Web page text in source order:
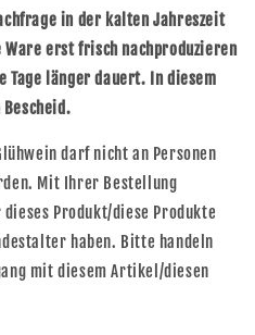
in der kalten Jahreszeit
Ware erst frisch nachproduzieren
Tage länger dauert. In diesem
darf nicht an Personen
Mit Ihrer Bestellung
Produkt/diese Produkte
haben. Bitte handeln
mit diesem Artikel/diesen